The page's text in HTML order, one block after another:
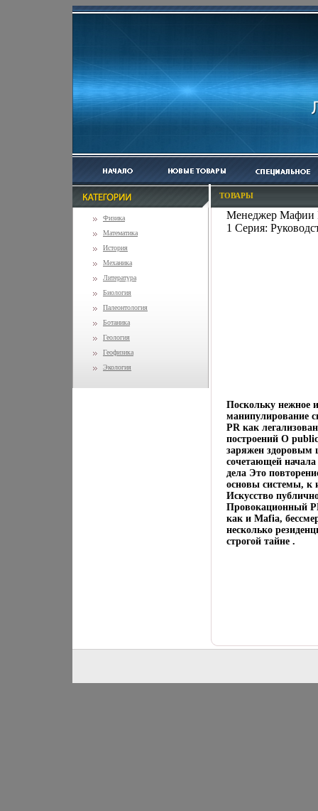
Физика
Математика
История
Механика
Литература
Биология
Палеонтология
Ботаника
Геология
Геофизика
Экология
ТОВАРЫ
Менеджер Мафии
1 Серия:
Поскольку нежное и
манипулирование
PR как
построений О
заряжен здоровым
сочетающей
дела Это
основы системы, к
Искусство
Провокационный
как и Mafia,
несколько
строгой тайне .